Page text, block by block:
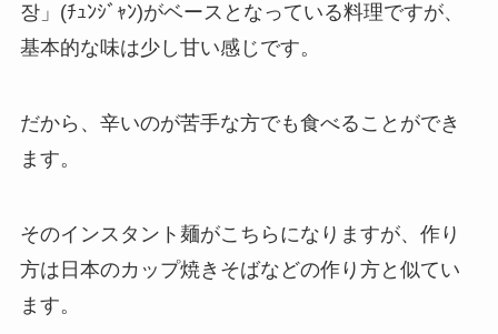
장」(ﾁｭﾝｼﾞｬﾝ)がベースとなっている料理ですが、
基本的な味は少し甘い感じです。
だから、辛いのが苦手な方でも食べることができ
ます。
そのインスタント麺がこちらになりますが、作り
方は日本のカップ焼きそばなどの作り方と似てい
ます。